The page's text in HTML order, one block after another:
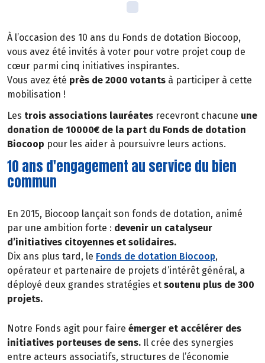
À l’occasion des 10 ans du Fonds de dotation Biocoop,
vous avez été invités à voter pour votre projet coup de
cœur parmi cinq initiatives inspirantes.
Vous avez été près de 2000 votants à participer à cette
mobilisation !
Les trois associations lauréates recevront chacune une
donation de 10000€ de la part du Fonds de dotation
Biocoop pour les aider à poursuivre leurs actions.
10 ans d'engagement au service du bien
commun
En 2015, Biocoop lançait son fonds de dotation, animé
par une ambition forte : devenir un catalyseur
d’initiatives citoyennes et solidaires.
Dix ans plus tard, le Fonds de dotation Biocoop,
opérateur et partenaire de projets d’intérêt général, a
déployé deux grandes stratégies et soutenu plus de 300
projets.
Notre Fonds agit pour faire émerger et accélérer des
initiatives porteuses de sens. Il crée des synergies
entre acteurs associatifs, structures de l’économie